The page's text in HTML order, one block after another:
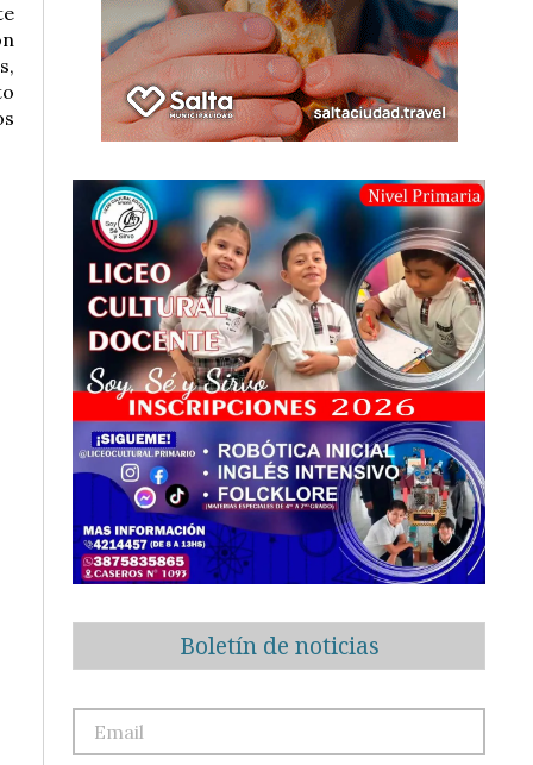
Boletín de noticias